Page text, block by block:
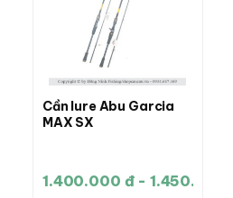
Cần lure Abu Garcia
MAX SX
1.400.000 đ - 1.450.000 đ